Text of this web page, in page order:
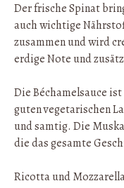
Der frische Spinat
auch wichtige
zusammen und wird
erdige Note und
Die Béchamelsauce
guten vegetarischen
und samtig. Die
die das gesamte
Ricotta und